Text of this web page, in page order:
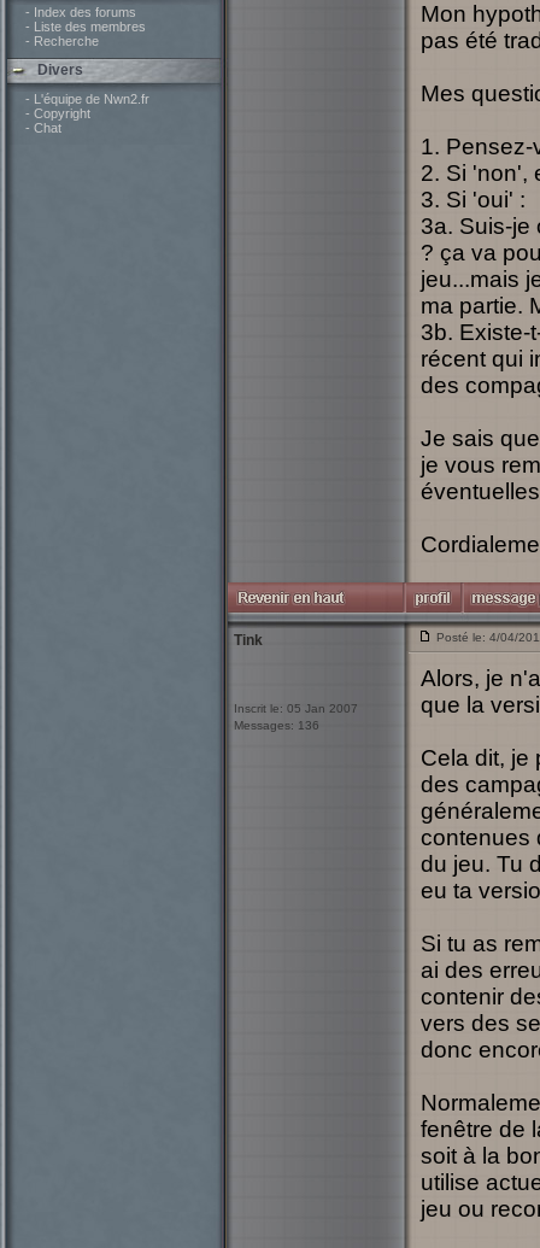
- Index des forums
- Liste des membres
- Recherche
Divers
- L'équipe de Nwn2.fr
- Copyright
- Chat
Mon
pas été
Mes
1.
2. Si 'non',
3. Si 'oui' :
3a. Suis-je
? ça va
jeu...mais
ma partie.
3b. Existe-
récent qui
des
Je sais
je vous
Tink
Inscrit le: 05 Jan 2007
Messages: 136
Posté le: 4/04/
Alors, je
que la
Cela dit, je
des
contenues
du jeu. Tu
eu ta
Si tu as
ai des
contenir
vers des
donc
fenêtre de
soit à la
utilise
jeu ou